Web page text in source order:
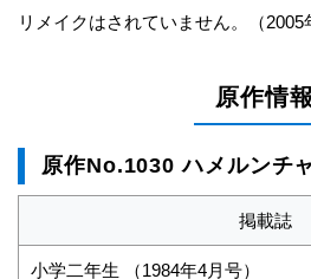
リメイクはされていません。（2005
原作情報
原作No.1030 ハメルンチ
掲載誌
小学二年生 （1984年4月号）